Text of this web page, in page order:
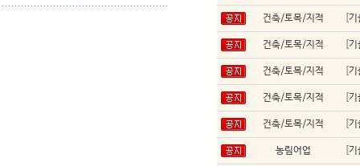
건축/토목/지적 기
건축/토목/지적 기
건축/토목/지적 기
건축/토목/지적 기
건축/토목/지적 기
농림어업 기